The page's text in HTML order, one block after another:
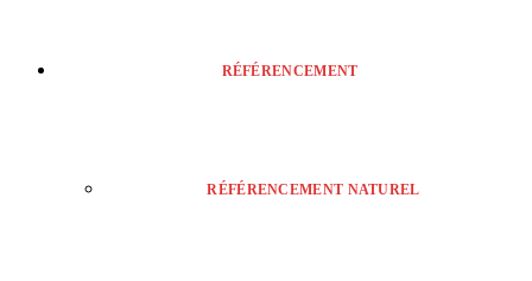
RÉFÉRENCEMENT
RÉFÉRENCEMENT NATUREL